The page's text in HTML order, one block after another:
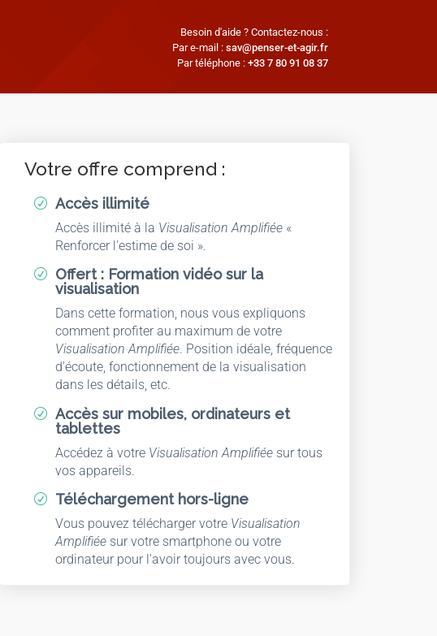
Besoin d'aide ? Contactez-nous :
Par e-mail : sav@penser-et-agir.fr
Par téléphone : +33 7 80 91 08 37
Votre offre comprend :
R Accès illimité
Accès illimité à la Visualisation Amplifiée«
Renforcer l'estime de soi ».
R
Offert : Formation vidéo sur la
visualisation
Dans cette formation, nous vous expliquons
comment profiter au maximum de votre
Visualisation Amplifiée. Position idéale, fréquence
d'écoute, fonctionnement de la visualisation
dans les détails, etc.
R
Accès sur mobiles, ordinateurs et
tablettes
Accédez à votre Visualisation Amplifiéesur tous
vos appareils.
R Téléchargement hors-ligne
Vous pouvez télécharger votre Visualisation
Amplifiéesur votre smartphone ou votre
ordinateur pour l'avoir toujours avec vous.